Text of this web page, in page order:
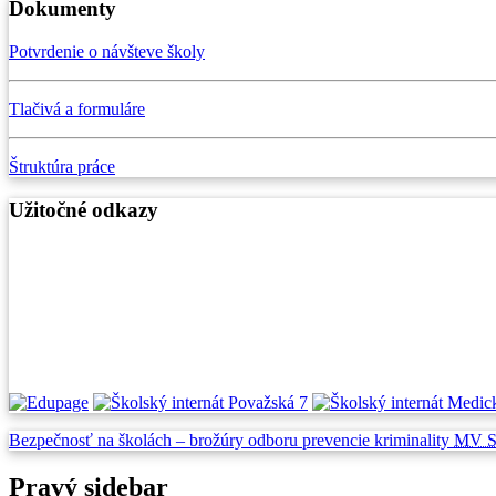
Dokumenty
Potvrdenie o návšteve školy
Tlačivá a formuláre
Štruktúra práce
Užitočné odkazy
Bezpečnosť na školách – brožúry odboru prevencie kriminality MV
Pravý sidebar